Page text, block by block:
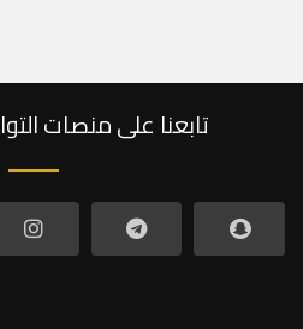
تابعنا على منصات